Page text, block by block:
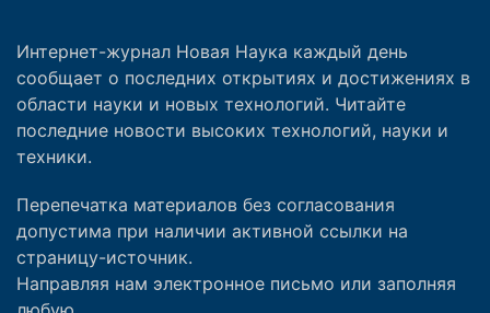
Интернет-журнал Новая Наука каждый день
сообщает о последних открытиях и достижениях в
области науки и новых технологий. Читайте
последние новости высоких технологий, науки и
техники.
Перепечатка материалов без согласования
допустима при наличии активной ссылки на
страницу-источник.
Направляя нам электронное письмо или заполняя